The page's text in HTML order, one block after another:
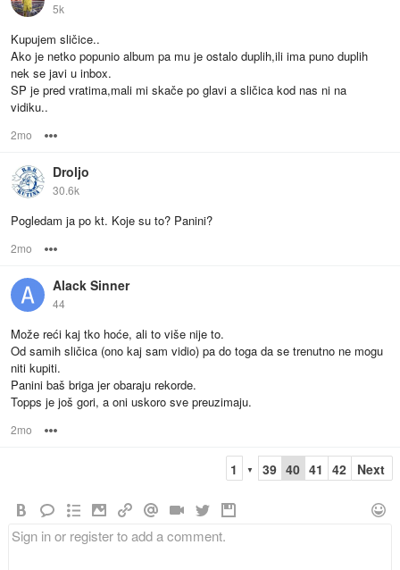
5k
Kupujem sličice..
Ako je netko popunio album pa mu je ostalo duplih,ili ima puno duplih
nek se javi u inbox.
SP je pred vratima,mali mi skače po glavi a sličica kod nas ni na
vidiku..
2mo
Droljo
30.6k
Pogledam ja po kt. Koje su to? Panini?
2mo
Alack Sinner
44
Može reći kaj tko hoće, ali to više nije to.
Od samih sličica (ono kaj sam vidio) pa do toga da se trenutno ne mogu
niti kupiti.
Panini baš briga jer obaraju rekorde.
Topps je još gori, a oni uskoro sve preuzimaju.
2mo
1 ▼ 39 40 41 42 Next